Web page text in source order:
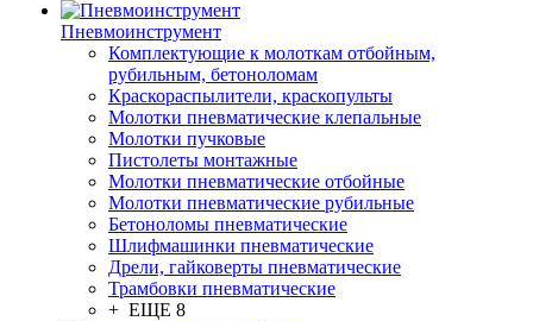
Пневмоинструмент
Комплектующие к молоткам отбойным,
рубильным, бетоноломам
Краскораспылители, краскопульты
Молотки пневматические клепальные
Молотки пучковые
Пистолеты монтажные
Молотки пневматические отбойные
Молотки пневматические рубильные
Бетоноломы пневматические
Шлифмашинки пневматические
Дрели, гайковерты пневматические
Трамбовки пневматические
+ ЕЩЕ 8